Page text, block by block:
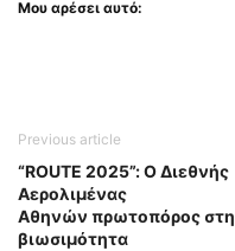
Μου αρέσει αυτό:
Previous article
“ROUTE 2025”: Ο Διεθνής
Αερολιμένας
Αθηνών πρωτοπόρος στη
βιωσιμότητα